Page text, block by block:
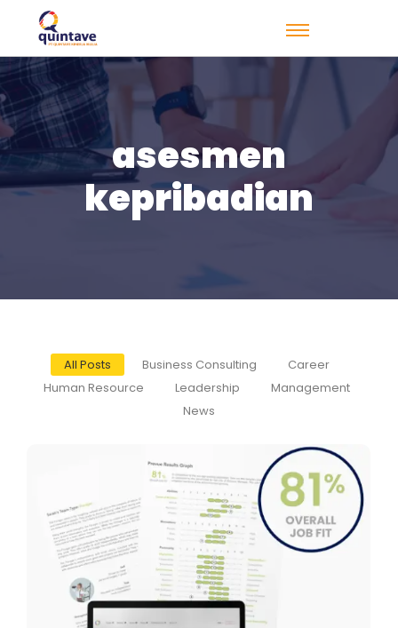
asesmen
kepribadian
All Posts Business Consulting
Career
Human Resource
Leadership
Management
News